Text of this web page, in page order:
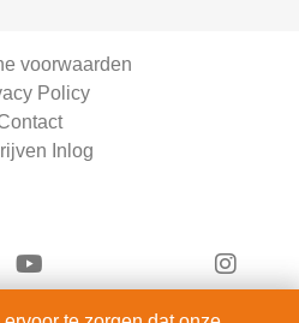
voorwaarden
Policy
Inlog